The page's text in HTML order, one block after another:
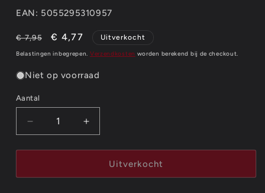
EAN: 5055295310957
Normale
prijs
€ 7,95 Aanbiedingsprijs
€ 4,77 Uitverkocht
Belastingen inbegrepen. Verzendkosten worden berekend bij de checkout.
Niet op voorraad
Aantal
Aantal
Aantal
verlagen
voor
Lennon
Aantal
verhogen
voor
Lennon
Uitverkocht